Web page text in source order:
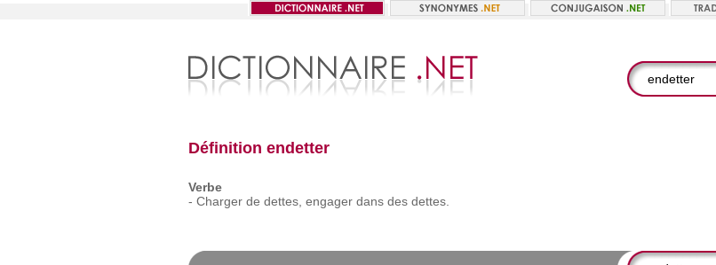
Définition endetter
Verbe
- Charger de dettes, engager dans des dettes.